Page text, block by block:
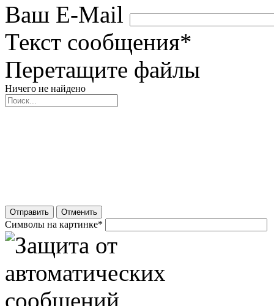
Ваш E-Mail
Текст сообщения*
Перетащите файлы
Ничего не найдено
Отправить Отменить
Символы на картинке*